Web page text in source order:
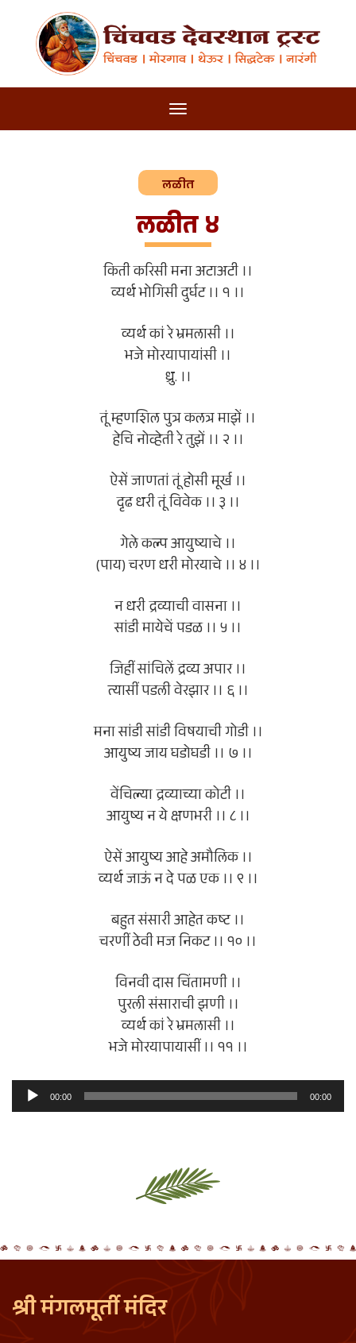
लळीत
लळीत ४
किती करिसी मना अटाअटी ।।
व्यर्थ भोगिसी दुर्घट ।। १ ।।
व्यर्थ कां रे भ्रमलासी ।।
भजे मोरयापायांसी ।।
ध्रु. ।।
तूं म्हणशिल पुत्र कलत्र माझें ।।
हेचि नोव्हेती रे तुझें ।। २ ।।
ऐसें जाणतां तूं होसी मूर्ख ।।
दृढ धरी तूं विवेक ।। ३ ।।
गेले कल्प आयुष्याचे ।।
(पाय) चरण धरी मोरयाचे ।। ४ ।।
न धरी द्रव्याची वासना ।।
सांडी मायेचें पडळ ।। ५ ।।
जिहीं सांचिलें द्रव्य अपार ।।
त्यासीं पडली वेरझार ।। ६ ।।
मना सांडी सांडी विषयाची गोडी ।।
आयुष्य जाय घडोघडी ।। ७ ।।
वेंचिल्या द्रव्याच्या कोटी ।।
आयुष्य न ये क्षणभरी ।। ८ ।।
ऐसें आयुष्य आहे अमौलिक ।।
व्यर्थ जाऊं न दे पळ एक ।। ९ ।।
बहुत संसारी आहेत कष्ट ।।
चरणीं ठेवी मज निकट ।। १० ।।
विनवी दास चिंतामणी ।।
पुरली संसाराची झणी ।।
व्यर्थ कां रे भ्रमलासी ।।
भजे मोरयापायासीं ।। ११ ।।
Audio
Player
00:00 00:00
श्री मंगलमूर्ती मंदिर